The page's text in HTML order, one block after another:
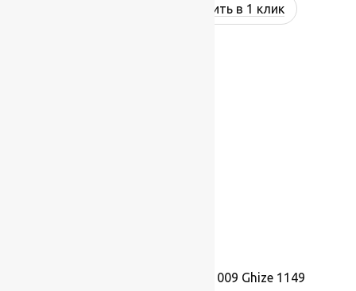
Купить в 1 клик
Ковер шерстяной Прямой 009 Ghize 1149